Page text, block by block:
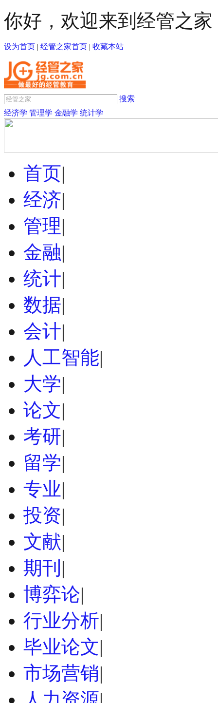
你好，欢迎来到经管之家
设为首页 | 经管之家首页 | 收藏本站
搜索
经济学 管理学 金融学 统计学
首页|
经济|
管理|
金融|
统计|
数据|
会计|
人工智能|
大学|
论文|
考研|
留学|
专业|
投资|
文献|
期刊 |
博弈论|
行业分析|
毕业论文|
市场营销|